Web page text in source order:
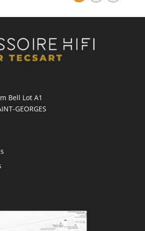
Bell Lot A1
GEORGES